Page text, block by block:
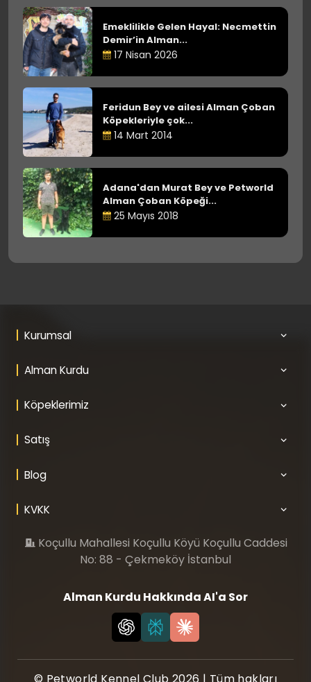
Emeklilikle Gelen Hayal: Necmettin
Demir’in Alman...
17 Nisan 2026
Feridun Bey ve ailesi Alman Çoban
Köpekleriyle çok...
14 Mart 2014
Adana'dan Murat Bey ve Petworld
Alman Çoban Köpeği...
25 Mayıs 2018
Kurumsal
Alman Kurdu
Köpeklerimiz
Satış
Blog
KVKK
Koçullu Mahallesi Koçullu Köyü Koçullu Caddesi
No: 88 - Çekmeköy İstanbul
Alman Kurdu Hakkında AI'a Sor
© Petworld Kennel Club 2026 | Tüm hakları